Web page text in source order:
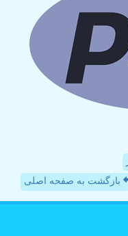
بازگشت به صفحه اصلی